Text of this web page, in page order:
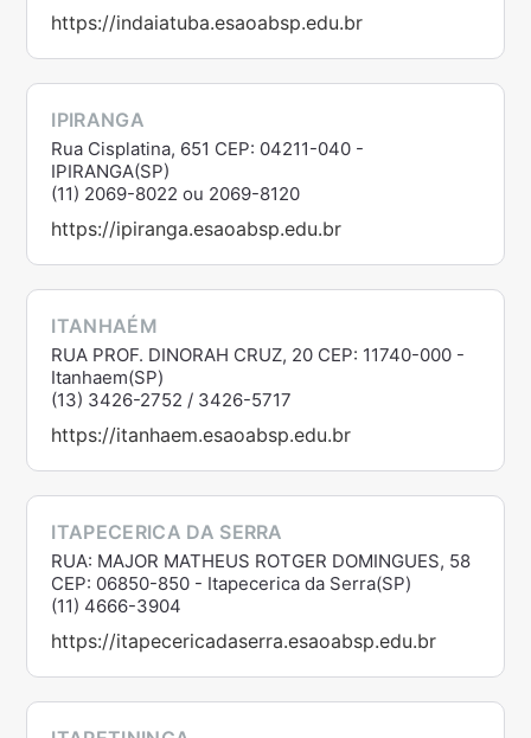
https://indaiatuba.esaoabsp.edu.br
IPIRANGA
Rua Cisplatina, 651 CEP: 04211-040 -
IPIRANGA(SP)
(11) 2069-8022 ou 2069-8120
https://ipiranga.esaoabsp.edu.br
ITANHAÉM
RUA PROF. DINORAH CRUZ, 20 CEP: 11740-000 -
Itanhaem(SP)
(13) 3426-2752 / 3426-5717
https://itanhaem.esaoabsp.edu.br
ITAPECERICA DA SERRA
RUA: MAJOR MATHEUS ROTGER DOMINGUES, 58
CEP: 06850-850 - Itapecerica da Serra(SP)
(11) 4666-3904
https://itapecericadaserra.esaoabsp.edu.br